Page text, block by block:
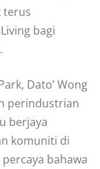
terus
bagi
Dato’ Wong
perindustrian
berjaya
komuniti di
bahawa